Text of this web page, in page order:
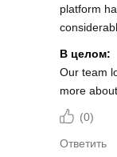
platform
В целом:
Our team
more
(0)
Ответить